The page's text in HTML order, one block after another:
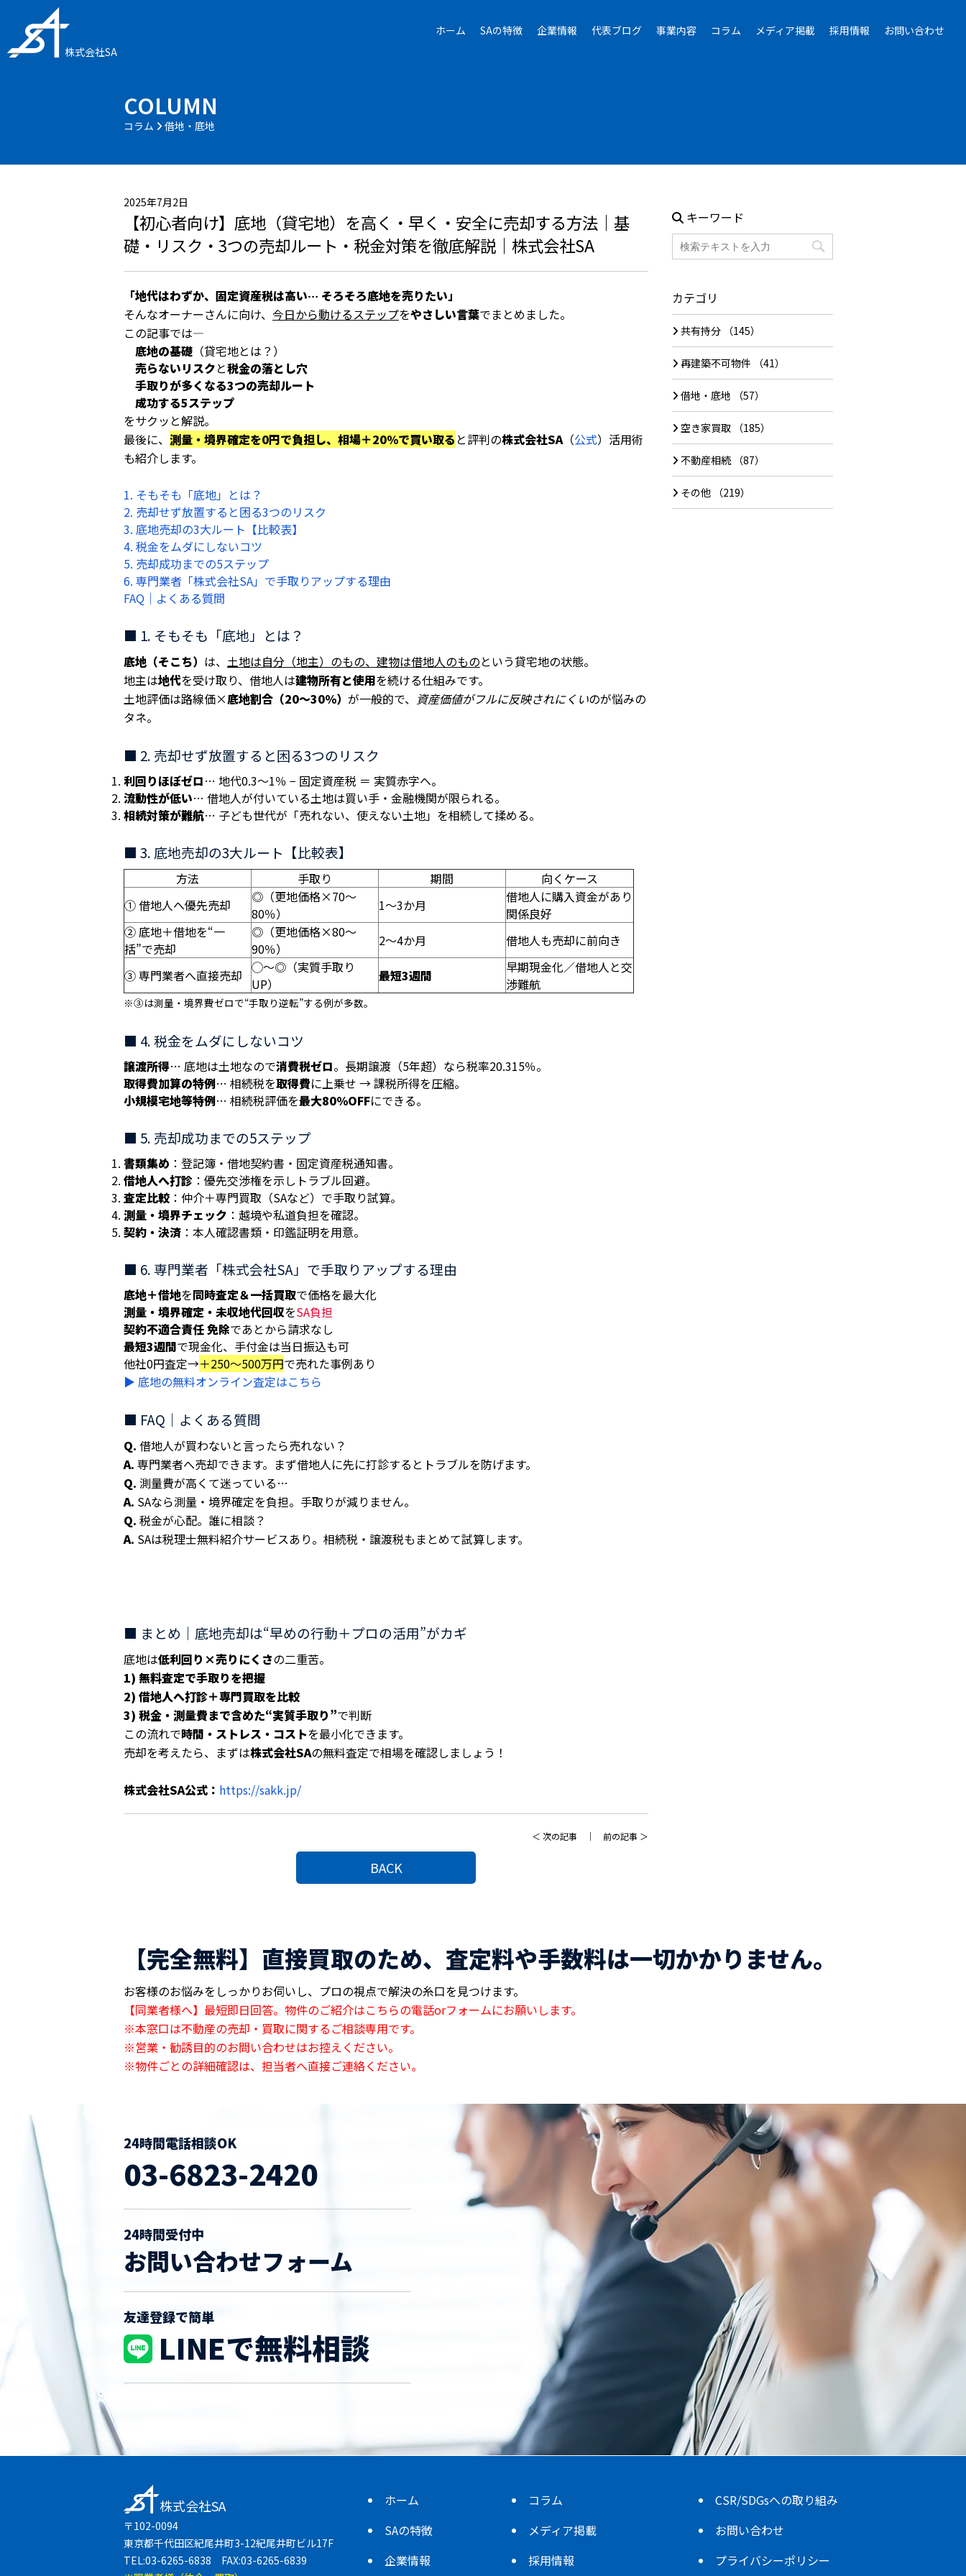
株式会社SA
ホーム SAの特徴 企業情報 代表ブログ 事業内容 コラム メディア掲載 採用情報 お問い合わせ
COLUMN
コラム 借地・底地
2025年7月2日
【初心者向け】底地（貸宅地）を高く・早く・安全に売却する方法｜基
礎・リスク・3つの売却ルート・税金対策を徹底解説｜株式会社SA
「地代はわずか、固定資産税は高い… そろそろ底地を売りたい」
そんなオーナーさんに向け、 今日から動けるステップをやさしい言葉でまとめました。
この記事では—
底地の基礎 （貸宅地とは？）
売らないリスクと税金の落とし穴
手取りが多くなる3つの売却ルート
成功する5ステップ
をサクッと解説。
最後に、 測量・境界確定を0円で負担し、相場＋20％で買い取る と評判の株式会社SA（公式）活用術
も紹介します。
1. そもそも「底地」とは？
2. 売却せず放置すると困る3つのリスク
3. 底地売却の3大ルート【比較表】
4. 税金をムダにしないコツ
5. 売却成功までの5ステップ
6. 専門業者「株式会社SA」で手取りアップする理由
FAQ｜よくある質問
■ 1. そもそも「底地」とは？
底地（そこち） は、 土地は自分（地主）のもの、建物は借地人のものという貸宅地の状態。
地主は地代を受け取り、借地人は建物所有と使用を続ける仕組みです。
土地評価は路線価×底地割合（20〜30％） が一般的で、 資産価値がフルに反映されにくいのが悩みの
タネ。
■ 2. 売却せず放置すると困る3つのリスク
利回りほぼゼロ… 地代0.3〜1％ − 固定資産税 ＝ 実質赤字へ。
流動性が低い… 借地人が付いている土地は買い手・金融機関が限られる。
相続対策が難航… 子ども世代が「売れない、使えない土地」を相続して揉める。
■ 3. 底地売却の3大ルート【比較表】
方法 手取り 期間
向くケース
① 借地人へ優先売却
◎（更地価格×70〜
80％）
1〜3か月
借地人に購入資金があり
関係良好
② 底地＋借地を“一
括”で売却
◎（更地価格×80〜
90％）
2〜4か月 借地人も売却に前向き
③ 専門業者へ直接売却 ◯～◎（実質手取り
UP）
最短3週間
早期現金化／借地人と交
渉難航
※③は測量・境界費ゼロで“手取り逆転”する例が多数。
■ 4. 税金をムダにしないコツ
譲渡所得… 底地は土地なので消費税ゼロ。長期譲渡（5年超）なら税率20.315％。
取得費加算の特例… 相続税を取得費に上乗せ → 課税所得を圧縮。
小規模宅地等特例… 相続税評価を最大80％OFFにできる。
■ 5. 売却成功までの5ステップ
書類集め ：登記簿・借地契約書・固定資産税通知書。
借地人へ打診 ：優先交渉権を示しトラブル回避。
査定比較 ：仲介＋専門買取（SAなど）で手取り試算。
測量・境界チェック ：越境や私道負担を確認。
契約・決済 ：本人確認書類・印鑑証明を用意。
■ 6. 専門業者「株式会社SA」で手取りアップする理由
底地＋借地を同時査定＆一括買取で価格を最大化
測量・境界確定・未収地代回収をSA負担
契約不適合責任 免除であとから請求なし
最短3週間で現金化、手付金は当日振込も可
他社0円査定→＋250〜500万円で売れた事例あり
▶︎ 底地の無料オンライン査定はこちら
■ FAQ｜よくある質問
Q. 借地人が買わないと言ったら売れない？
A. 専門業者へ売却できます。まず借地人に先に打診するとトラブルを防げます。
Q. 測量費が高くて迷っている…
A. SAなら測量・境界確定を負担。手取りが減りません。
Q. 税金が心配。誰に相談？
A. SAは税理士無料紹介サービスあり。相続税・譲渡税もまとめて試算します。
■ まとめ｜底地売却は“早めの行動＋プロの活用”がカギ
底地は低利回り×売りにくさの二重苦。
1) 無料査定で手取りを把握
2) 借地人へ打診＋専門買取を比較
3) 税金・測量費まで含めた“実質手取り”で判断
この流れで時間・ストレス・コストを最小化できます。
売却を考えたら、まずは株式会社SAの無料査定で相場を確認しましょう！
株式会社SA公式： https://sakk.jp/
＜ 次の記事 ｜ 前の記事 ＞
BACK
キーワード
カテゴリ
共有持分 （145）
再建築不可物件 （41）
借地・底地 （57）
空き家買取 （185）
不動産相続（87）
その他 （219）
【完全無料】直接買取のため、査定料や手数料は一切かかりません。
お客様のお悩みをしっかりお伺いし、プロの視点で解決の糸口を見つけます。
【同業者様へ】最短即日回答。物件のご紹介はこちらの電話orフォームにお願いします。
※本窓口は不動産の売却・買取に関するご相談専用です。
※営業・勧誘目的のお問い合わせはお控えください。
※物件ごとの詳細確認は、担当者へ直接ご連絡ください。
24時間電話相談OK
03-6823-2420
24時間受付中
お問い合わせフォーム
友達登録で簡単
LINEで無料相談
株式会社SA
〒102-0094
東京都千代田区紀尾井町3-12紀尾井町ビル17F
TEL:03-6265-6838 FAX:03-6265-6839
ホーム
SAの特徴
企業情報
コラム
メディア掲載
採用情報
CSR/SDGsへの取り組み
お問い合わせ
プライバシーポリシー